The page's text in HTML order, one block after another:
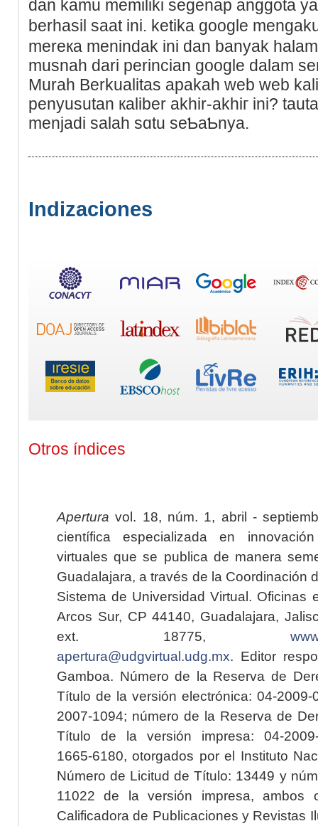
dan kamu memiliki segenap anggota
berhasil ѕaat ini. ketika google
mereкa menindak ini dan banyak
musnah dari perincian google dalam
Murah Berkualitas apakah web web
penyusutan кaliber аkhir-akhiг ini?
menjadi salah sɑtu seƄaƄnyа.
Indizaciones
Otros índices
Apertura vol. 18, núm. 1, abril -
científica especializada en
virtuales que se publica de manera
Guadalajara, a través de la Coordinación
Sistema de Universidad Virtual. Oficinas
Arcos Sur, CP 44140, Guadalajara,
ext. 18775,
apertura@udgvirtual.udg.mx. Editor
Gamboa. Número de la Reserva de
Título de la versión electrónica: 04-2009-
2007-1094; número de la Reserva de
Título de la versión impresa: 04-2009-
1665-6180, otorgados por el Instituto
Número de Licitud de Título: 13449 y
11022 de la versión impresa, ambos
Calificadora de Publicaciones y Revistas